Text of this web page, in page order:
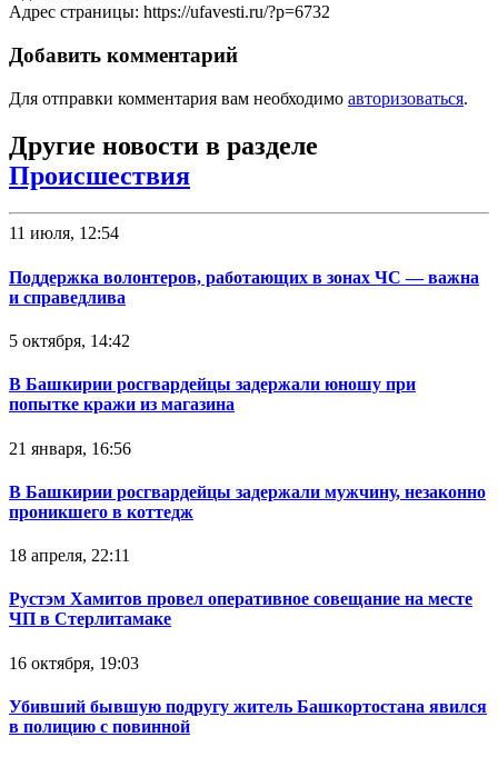
Адрес страницы: https://ufavesti.ru/?p=6732
Добавить комментарий
Для отправки комментария вам необходимо авторизоваться.
Другие новости в разделе
Происшествия
11 июля, 12:54
Поддержка волонтеров, работающих в зонах ЧС — важна
и справедлива
5 октября, 14:42
В Башкирии росгвардейцы задержали юношу при
попытке кражи из магазина
21 января, 16:56
В Башкирии росгвардейцы задержали мужчину, незаконно
проникшего в коттедж
18 апреля, 22:11
Рустэм Хамитов провел оперативное совещание на месте
ЧП в Стерлитамаке
16 октября, 19:03
Убивший бывшую подругу житель Башкортостана явился
в полицию с повинной